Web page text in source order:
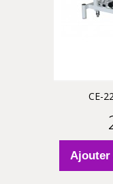
CE-
Ajouter